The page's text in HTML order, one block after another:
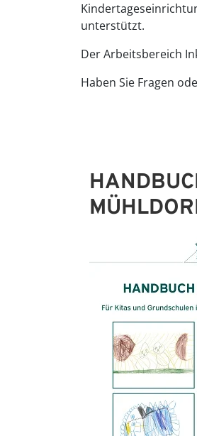
unterstützt.
Der Arbeitsbereich
Haben Sie Fragen